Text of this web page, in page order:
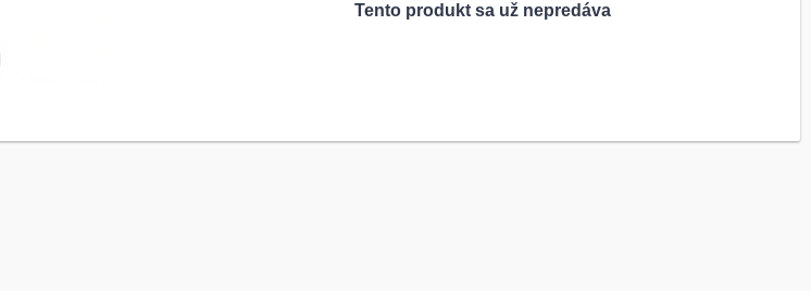
Tento produkt sa už nepredáva